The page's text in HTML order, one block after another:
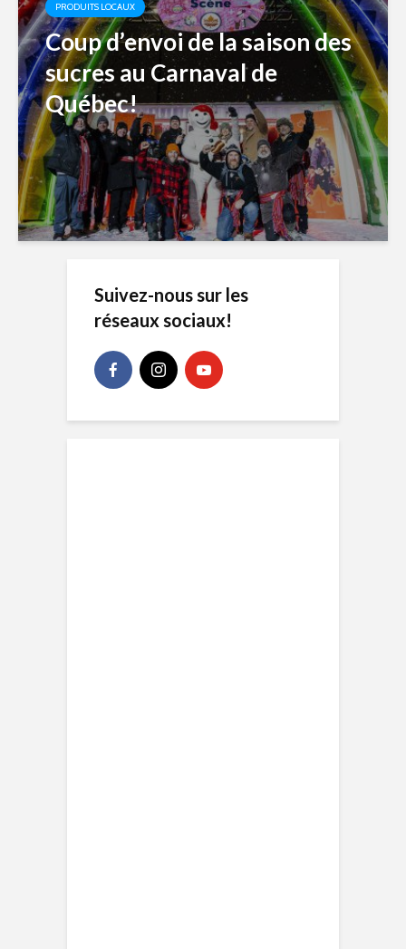
PRODUITS LOCAUX
Coup d’envoi de la saison des
sucres au Carnaval de
Québec!
Suivez-nous sur les
réseaux sociaux!